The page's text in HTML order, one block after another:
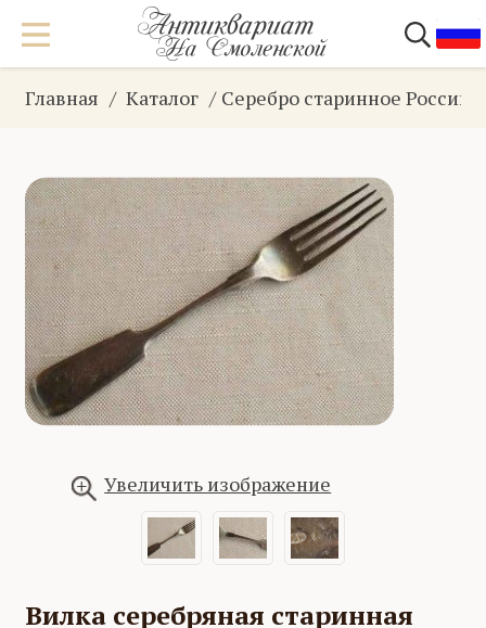
Главная Каталог Серебро старинное
Увеличить изображение
Вилка серебряная старинная